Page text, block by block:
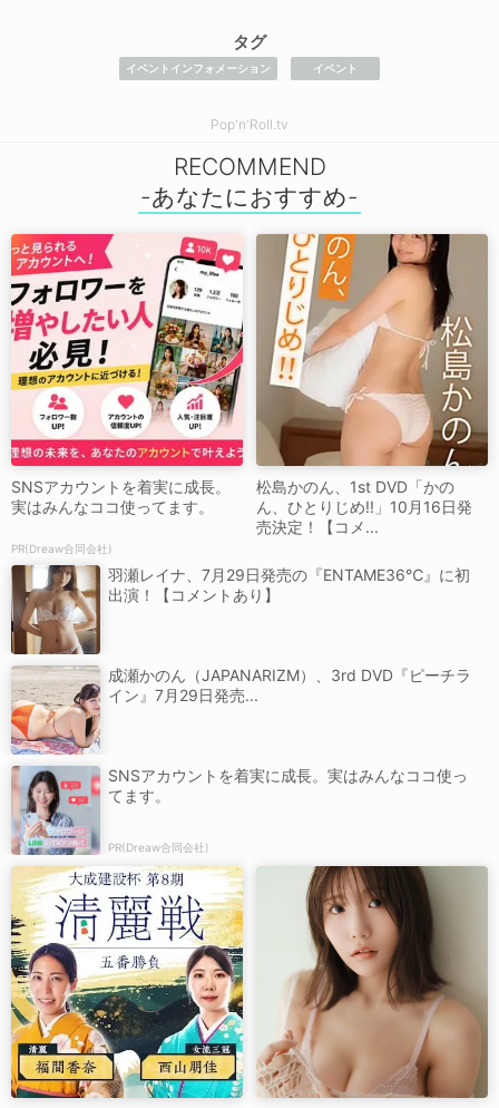
タグ
イベントインフォメーション イベント
Pop'n'Roll.tv
RECOMMEND
SNSアカウントを着実に成長。
実はみんなココ使ってます。
PR(Dreaw合同会社)
松島かのん、1st DVD「かの
ん、ひとりじめ!!」10月16日発
売決定！【コメ...
羽瀬レイナ、7月29日発売の『ENTAME36℃』に初
出演！【コメントあり】
成瀬かのん（JAPANARIZM）、3rd DVD『ピーチラ
イン』7月29日発売...
SNSアカウントを着実に成長。実はみんなココ使っ
てます。
PR(Dreaw合同会社)